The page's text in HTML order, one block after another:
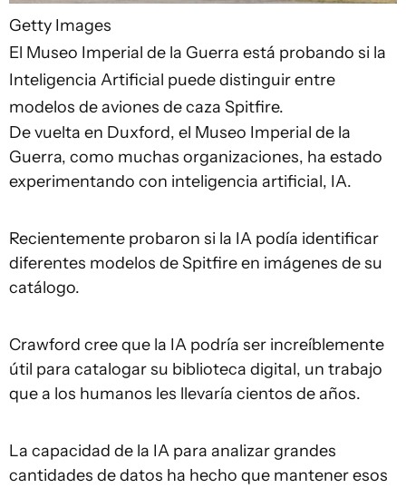
Getty Images
El Museo Imperial de la Guerra está probando si la
Inteligencia Artificial puede distinguir entre
modelos de aviones de caza Spitfire.
De vuelta en Duxford, el Museo Imperial de la
Guerra, como muchas organizaciones, ha estado
experimentando con inteligencia artificial, IA.
Recientemente probaron si la IA podía identificar
diferentes modelos de Spitfire en imágenes de su
catálogo.
Crawford cree que la IA podría ser increíblemente
útil para catalogar su biblioteca digital, un trabajo
que a los humanos les llevaría cientos de años.
La capacidad de la IA para analizar grandes
cantidades de datos ha hecho que mantener esos